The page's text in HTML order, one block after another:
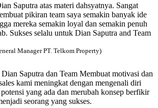
Saputra atas materi dahsyatnya. Sangat
pikiran team saya semakin banyak ide
mereka semakin loyal dan semakin penuh
Sukses selalu untuk Dian Saputra and Team
Manager PT. Telkom Property)
Saputra dan Team Membuat motivasi dan
kami meningkat dengan mengenali diri
yang ada dan merubah konsep berfikir
seorang yang sukses.